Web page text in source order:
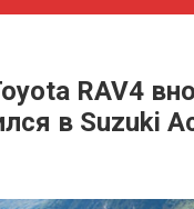
RAV4
в Suzuki